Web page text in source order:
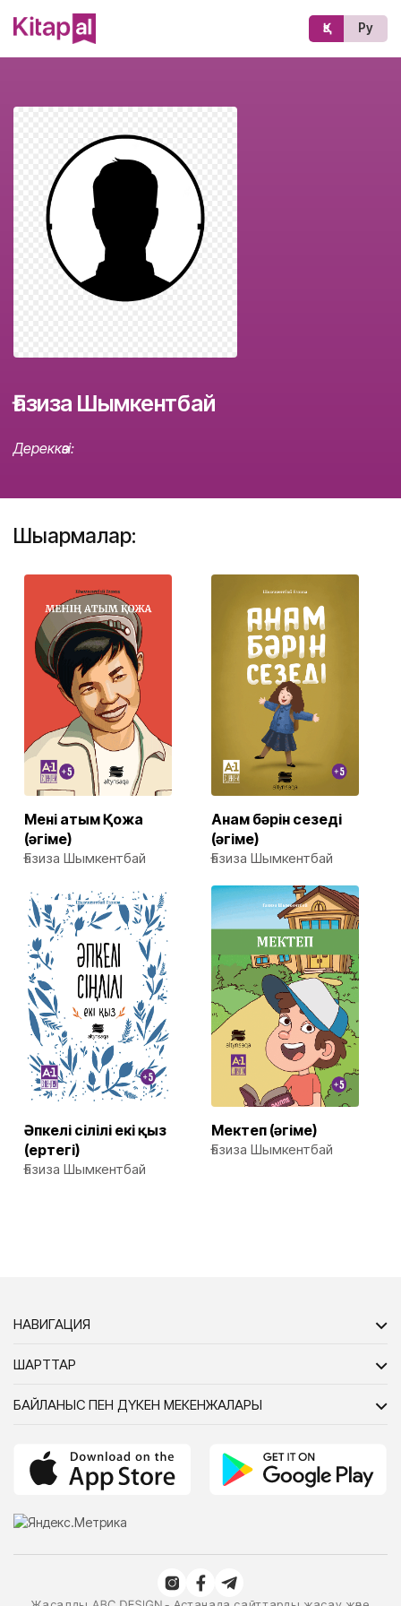
Қз Ру
Ғазиза Шымкентбай
Дереккөзі:
Шығармалар:
Менің атым Қожа
(әңгіме)
Ғазиза Шымкентбай
Анам бәрін сезеді
(әңгіме)
Ғазиза Шымкентбай
Әпкелі сіңлілі екі қыз
(ертегі)
Ғазиза Шымкентбай
Мектеп (әңгіме)
Ғазиза Шымкентбай
НАВИГАЦИЯ
ШАРТТАР
БАЙЛАНЫС ПЕН ДҮКЕН МЕКЕНЖАЛАРЫ